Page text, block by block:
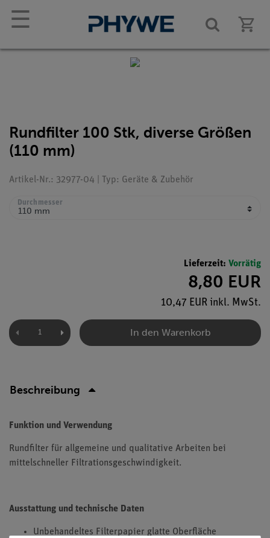
☰
Rundfilter 100 Stk, diverse Größen
(110 mm)
Artikel-Nr.: 32977-04 | Typ: Geräte & Zubehör
Durchmesser
Lieferzeit: Vorrätig
8,80 EUR
10,47 EUR inkl. MwSt.
In den Warenkorb
Beschreibung
Funktion und Verwendung
Rundfilter für allgemeine und qualitative Arbeiten bei
mittelschneller Filtrationsgeschwindigkeit.
Ausstattung und technische Daten
Unbehandeltes Filterpapier glatte Oberfläche